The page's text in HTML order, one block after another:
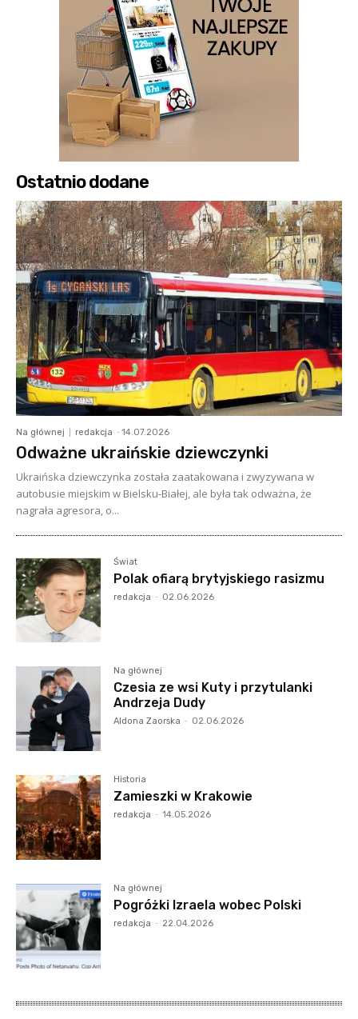
Ostatnio dodane
Na głównej redakcja - 14.07.2026
Odważne ukraińskie dziewczynki
Ukraińska dziewczynka została zaatakowana i zwyzywana w
autobusie miejskim w Bielsku-Białej, ale była tak odważna, że
nagrała agresora, o...
Świat
Polak ofiarą brytyjskiego rasizmu
redakcja - 02.06.2026
Na głównej
Czesia ze wsi Kuty i przytulanki
Andrzeja Dudy
Aldona Zaorska - 02.06.2026
Historia
Zamieszki w Krakowie
redakcja - 14.05.2026
Na głównej
Pogróżki Izraela wobec Polski
redakcja - 22.04.2026